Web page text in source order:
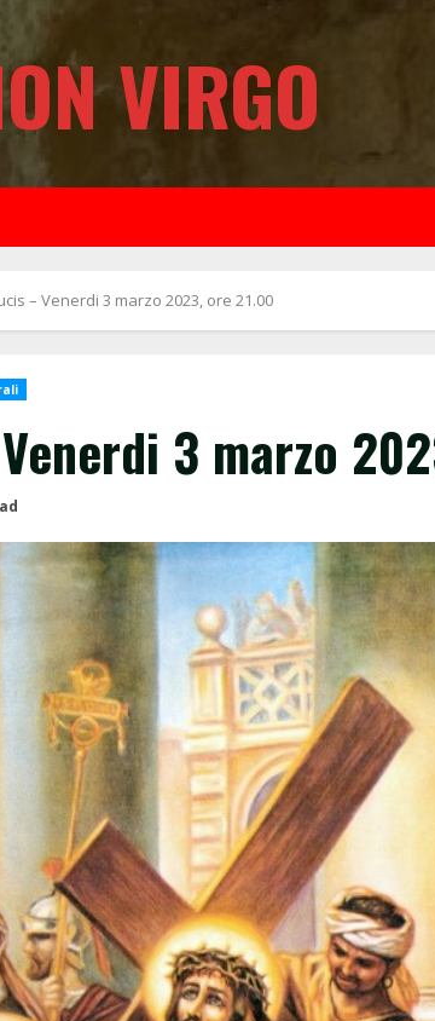
VIRGO
– Venerdi 3 marzo 2023, ore 21.00
3 marzo